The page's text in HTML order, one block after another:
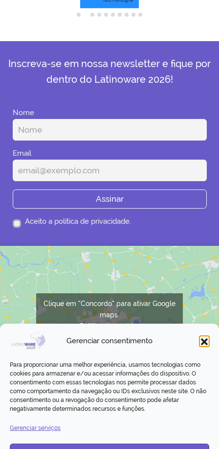
Gerenciar consentimento
Para proporcionar uma melhor experiência, usamos tecnologias como
cookies para armazenar e/ou acessar informações do dispositivo. O
consentimento com essas tecnologias nos permite processar dados
como comportamento da navegação ou IDs exclusivos neste site. O não
consentimento ou a revogação do consentimento pode afetar
negativamente determinados recursos e funções.
Gerenciar serviços
Inscreva-se em nossa newsletter e fique por
dentro do Latinoware 2026!
Nome
Email
Assinar
Aceito a política de privacidade.
Clique em “Concordo” para ativar Google
maps
Política de cookies
Concordo